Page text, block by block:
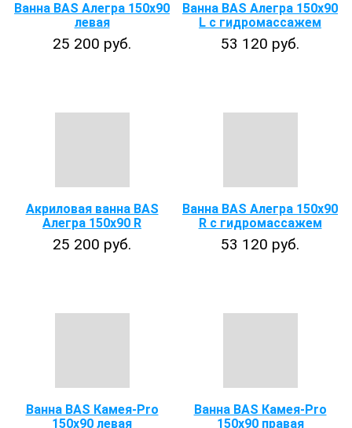
Ванна BAS Алегра 150х90
левая
25 200 руб.
Ванна BAS Алегра 150х90
L с гидромассажем
53 120 руб.
Акриловая ванна BAS
Алегра 150х90 R
25 200 руб.
Ванна BAS Алегра 150х90
R с гидромассажем
53 120 руб.
Ванна BAS Камея-Pro
150x90 левая
Ванна BAS Камея-Pro
150x90 правая